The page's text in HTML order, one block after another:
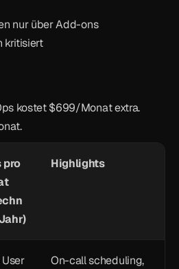
nur über Add-ons
kritisiert
kostet $699/Monat extra.
pro
Highlights
On-call scheduling,